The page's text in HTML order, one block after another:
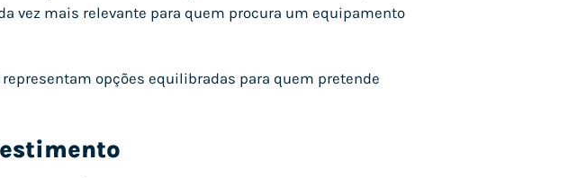
vez mais relevante para quem procura um equipamento
representam opções equilibradas para quem pretende